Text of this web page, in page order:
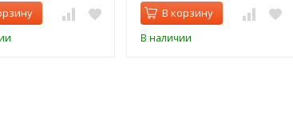
В корзину
В наличии